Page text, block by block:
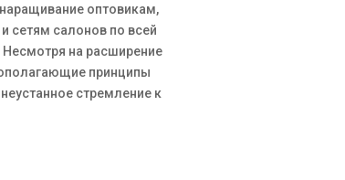
оптовикам,
сетям салонов по всей
Несмотря на расширение
принципы
стремление к